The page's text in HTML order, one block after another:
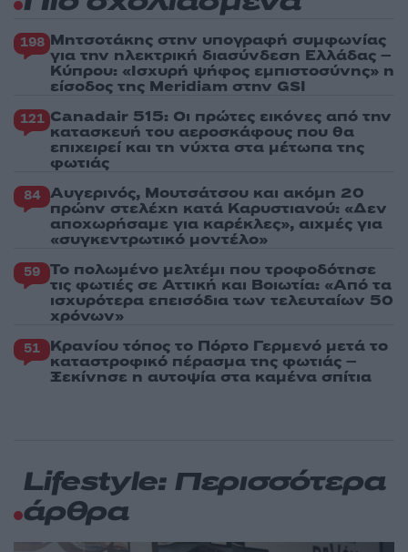
198 Μητσοτάκης στην υπογραφή συμφωνίας
για την ηλεκτρική διασύνδεση Ελλάδας –
Κύπρου: «Ισχυρή ψήφος εμπιστοσύνης» η
είσοδος της Meridiam στην GSI
121 Canadair 515: Οι πρώτες εικόνες από την
κατασκευή του αεροσκάφους που θα
επιχειρεί και τη νύχτα στα μέτωπα της
φωτιάς
84 Αυγερινός, Μουτσάτσου και ακόμη 20
πρώην στελέχη κατά Καρυστιανού: «Δεν
αποχωρήσαμε για καρέκλες», αιχμές για
«συγκεντρωτικό μοντέλο»
59 Το πολωμένο μελτέμι που τροφοδότησε
τις φωτιές σε Αττική και Βοιωτία: «Από τα
ισχυρότερα επεισόδια των τελευταίων 50
χρόνων»
51 Κρανίου τόπος το Πόρτο Γερμενό μετά το
καταστροφικό πέρασμα της φωτιάς –
Ξεκίνησε η αυτοψία στα καμένα σπίτια
Lifestyle: Περισσότερα
άρθρα